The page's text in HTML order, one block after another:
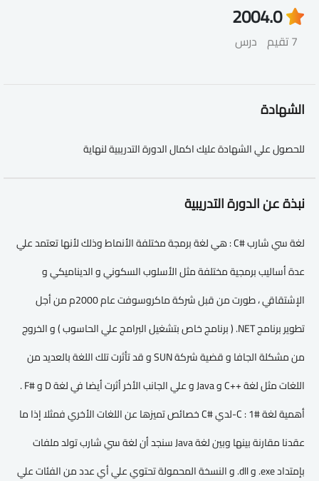
4.0
7 تقيم
200
درس
الشهادة
للحصول علي الشهادة عليك اكمال الدورة التدريبية لنهاية
نبذة عن الدورة التدريبية
لغة سي شارب #C : هي لغة برمجة مختلفة الأنماط وذلك لأنها تعتمد علي
عدة أساليب برمجية مختلفة مثل الأسلوب السكوني و الديناميكي و
الإشتقاقي ، طورت من قبل شركة ماكروسوفت عام 2000م من أجل
تطوير برنامج NET. ( برنامج خاص بتشغيل البرامج علي الحاسوب ) و الخروج
من مشكلة الجافا و قضية شركة SUN و قد تأثرت تلك اللغة بالعديد من
اللغات مثل لغة ++C و Java و علي الجانب الأخر أثرت أيضا في لغة D و #F .
أهمية لغة #C : 1-لدي #C خصائص تميزها عن اللغات الأخري فمثلا إذا ما
عقدنا مقارنة بينها وبين لغة Java سنجد أن لغة سي شارب تولد ملفات
بإمتداد exe. و dll. و النسخة المحمولة تحتوي علي أي عدد من الفئات علي